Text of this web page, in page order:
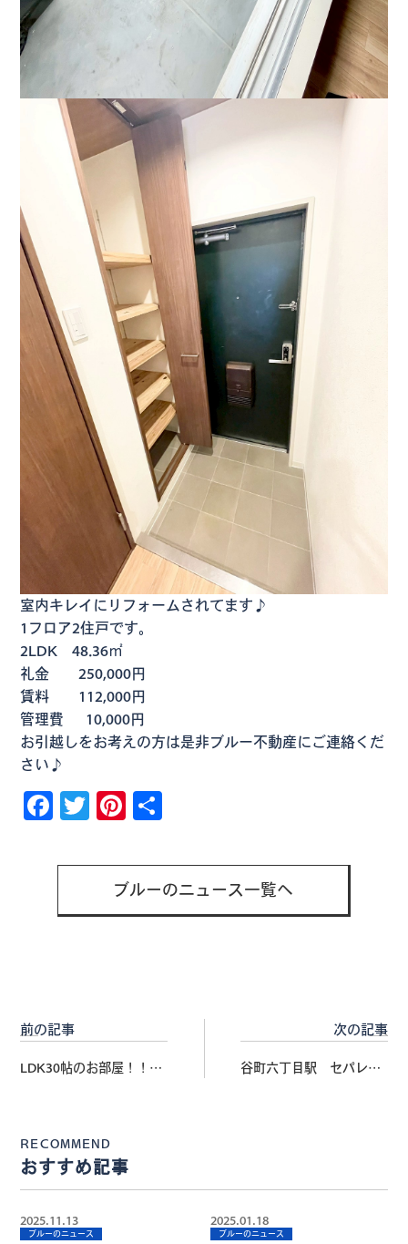
室内キレイにリフォームされてます♪
1フロア2住戸です。
2LDK 48.36㎡
礼金 250,000円
賃料 112,000円
管理費 10,000円
お引越しをお考えの方は是非ブルー不動産にご連絡くだ
さい♪
Facebook
TwitterPinterest
ブルーのニュース一覧へ
前の記事
LDK30帖のお部屋！！高
次の記事
谷町六丁目駅 セパレー
RECOMMEND
おすすめ記事
2025.11.13
ブルーのニュース
2025.01.18
ブルーのニュース